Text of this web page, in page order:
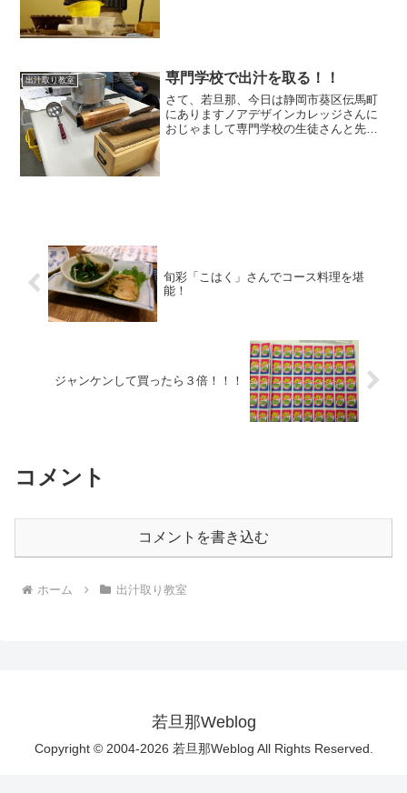
出汁取り教室 専門学校で出汁を取る！！
さて、若旦那、今日は静岡市葵区伝馬町
にありますノアデザインカレッジさんに
おじゃまして専門学校の生徒さんと先生
旬彩「こはく」さんでコース料理を堪
能！
ジャンケンして買ったら３倍！！！
コメント
コメントを書き込む
ホーム 出汁取り教室
若旦那Weblog
Copyright © 2004-2026 若旦那Weblog All Rights Reserved.